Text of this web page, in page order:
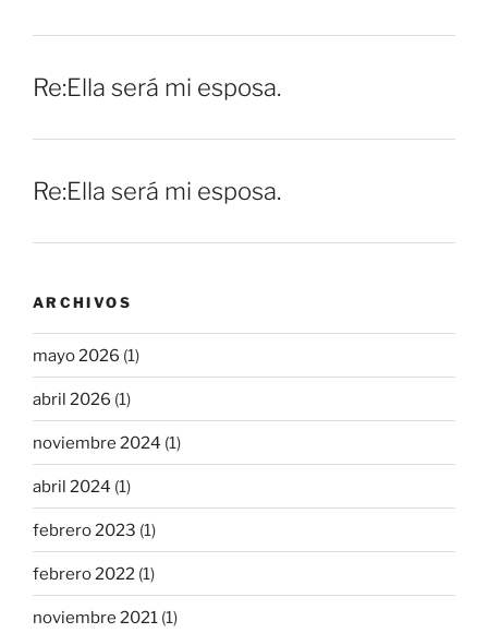
Re:Ella será mi esposa.
Re:Ella será mi esposa.
ARCHIVOS
mayo 2026 (1)
abril 2026 (1)
noviembre 2024 (1)
abril 2024 (1)
febrero 2023 (1)
febrero 2022 (1)
noviembre 2021 (1)